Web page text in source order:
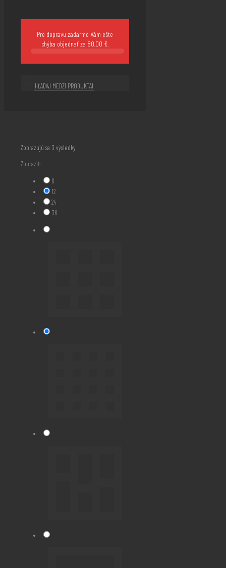
Pre dopravu zadarmo Vám ešte
chýba objednať za 80,00 €.
Zobrazujú sa 3 výsledkyZoradené
Zobraziť:
6
12
24
36